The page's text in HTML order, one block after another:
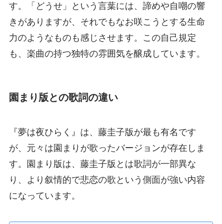
す。「どうせ」という言葉には、諦めや自嘲の響
きがありますが、それでもなお咲こうとする生命
力のようなものも感じさせます。この自己規定
も、楽曲の持つ独特の雰囲気を醸成しています。
園まり版との歌詞の違い
『夢は夜ひらく』は、藤圭子版が最も有名です
が、元々は園まりが歌ったバージョンが存在しま
す。園まり版は、藤圭子版とは歌詞が一部異な
り、より叙情的で悲恋の歌という側面が強い内容
になっています。